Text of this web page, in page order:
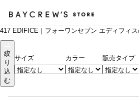
417 EDIFICE｜フォーワンセブン エディフィス
絞
り
込
む
サイズ カラー 販売タイプ